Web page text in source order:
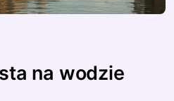
na wodzie